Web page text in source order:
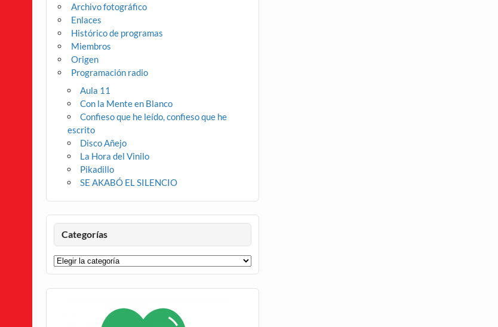
Archivo fotográfico
Enlaces
Histórico de programas
Miembros
Origen
Programación radio
Aula 11
Con la Mente en Blanco
Confieso que he leído, confieso que he
escrito
Disco Añejo
La Hora del Vinilo
Pikadillo
SE AKABÓ EL SILENCIO
Categorías
Categorías